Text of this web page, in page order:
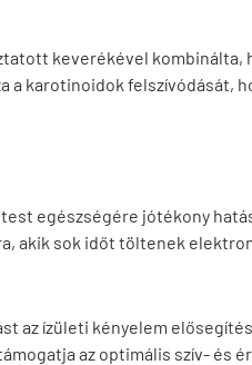
keverékével kombinálta,
a karotinoidok felszívódását,
egészségére jótékony
akik sok időt töltenek
az ízületi kényelem
az optimális szív- és